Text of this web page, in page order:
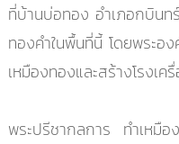
ที่บ้านบ่อทอง อำเภอกบินท
ทองคำในพื้นที่นี้ โดยพระอ
เหมืองทองและสร้างโรงเ
พระปรีชากลการ ทำเหมื